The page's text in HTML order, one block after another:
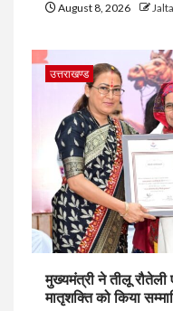
August 8, 2026
उत्तराखण्ड
मुख्यमंत्री ने तीलू
मातृशक्ति को किया